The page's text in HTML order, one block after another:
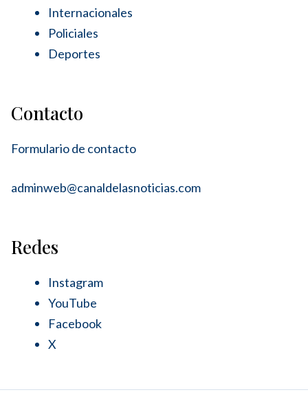
Internacionales
Policiales
Deportes
Contacto
Formulario de contacto
adminweb@canaldelasnoticias.com
Redes
Instagram
YouTube
Facebook
X